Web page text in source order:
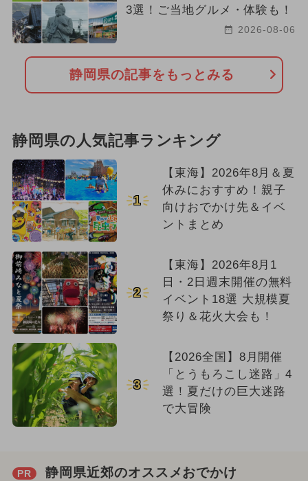
3選！ご当地グルメ・体験も！
2026-08-06
静岡県の記事をもっとみる
静岡県の人気記事ランキング
1
【東海】2026年8月＆夏
休みにおすすめ！親子
向けおでかけ先＆イベ
ントまとめ
2
【東海】2026年8月1
日・2日週末開催の無料
イベント18選 大規模夏
祭り＆花火大会も！
3
【2026全国】8月開催
「とうもろこし迷路」4
選！夏だけの巨大迷路
で大冒険
PR 静岡県近郊のオススメおでかけ